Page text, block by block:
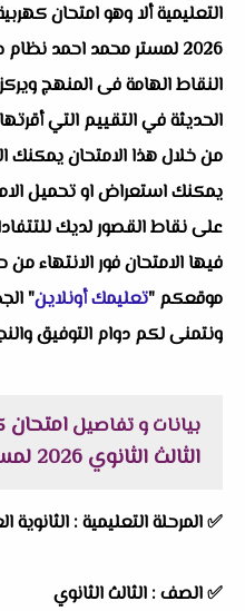
التعليمية ألا وهو امتحان
2026 لمستر محمد احمد
النقاط الهامة فى المنهج
الحديثة في التقييم التي أقرتها
من خلال هذا الامتحان يمكنك
يمكنك استعراض او تحميل
على نقاط القصور لديك
فيها الامتحان فور الانتهاء
موقعكم "تعليمك أونلاين"
ونتمنى لكم دوام التوفيق
بيانات و تفاصيل
الثالث الثانوي 2026 لمستر محمد احمد
✅المرحلة التعليمية :الثانوية
✅الصف : الثالث الثانوي